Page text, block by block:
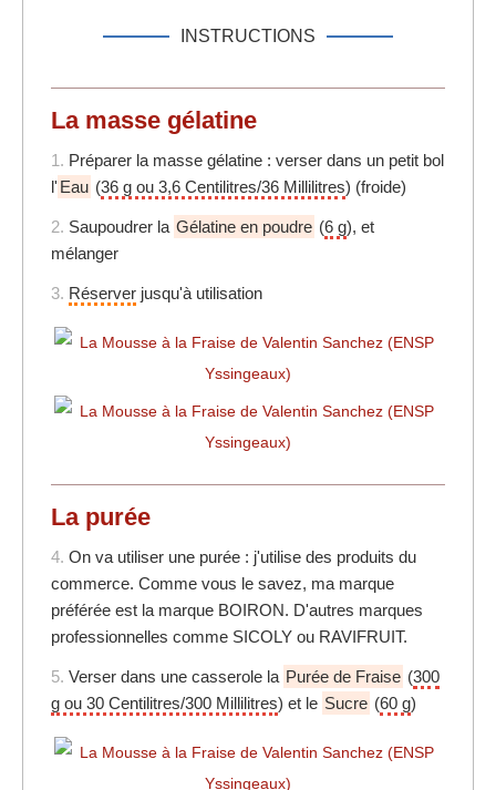
INSTRUCTIONS
La masse gélatine
1. Préparer la masse gélatine : verser dans un petit bol
l' Eau (36 g ou 3,6 Centilitres/36 Millilitres) (froide)
2. Saupoudrer la Gélatine en poudre (6 g), et
mélanger
3. Réserver jusqu'à utilisation
La purée
4. On va utiliser une purée : j'utilise des produits du
commerce. Comme vous le savez, ma marque
préférée est la marque BOIRON. D'autres marques
professionnelles comme SICOLY ou RAVIFRUIT.
5. Verser dans une casserole la Purée de Fraise (300
g ou 30 Centilitres/300 Millilitres) et le Sucre (60 g)